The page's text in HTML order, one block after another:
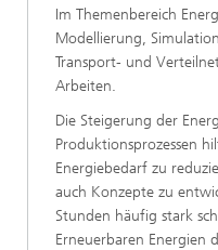
Im Themenbereich
Modellierung,
Transport- und
Arbeiten.
Die Steigerung der
Produktionsprozessen
Energiebedarf zu
auch Konzepte zu
Stunden häufig stark
Erneuerbaren Energien